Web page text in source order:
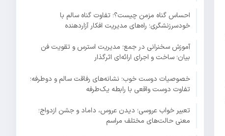
احساس گناه مزمن چیست؟؛ تفاوت گناه سالم با
خودسرزنشگری؛ راه‌های مدیریت افکار آزاردهنده
آموزش سخنرانی در جمع؛ مدیریت استرس و تقویت فن
بیان؛ ساخت و اجرای ارائه‌ای اثرگذار
خصوصیات دوست خوب؛ نشانه‌های رفاقت سالم و دوطرفه؛
تفاوت دوست واقعی با رابطه یک‌طرفه
تعبیر خواب عروسی؛ دیدن عروس، داماد و جشن ازدواج؛
معنی حالت‌های مختلف مراسم